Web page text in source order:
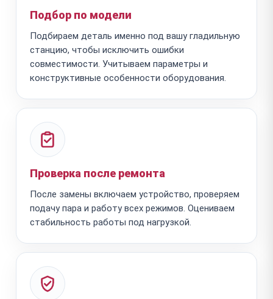
Подбор по модели
Подбираем деталь именно под вашу гладильную
станцию, чтобы исключить ошибки
совместимости. Учитываем параметры и
конструктивные особенности оборудования.
Проверка после ремонта
После замены включаем устройство, проверяем
подачу пара и работу всех режимов. Оцениваем
стабильность работы под нагрузкой.